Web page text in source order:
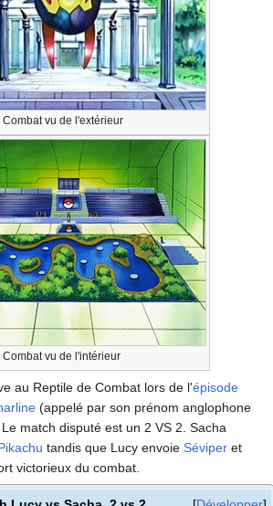
vu de l'extérieur
vu de l'intérieur
au Reptile de Combat lors de l'épisode
(appelé par son prénom anglophone
match disputé est un 2 VS 2. Sacha
tandis que Lucy envoie Séviper et
victorieux du combat.